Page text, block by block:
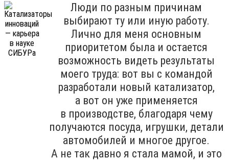
Люди по разным причинам
выбирают ту или иную работу.
Лично для меня основным
приоритетом была и остается
возможность видеть результаты
моего труда: вот вы с командой
разработали новый катализатор,
а вот он уже применяется
в производстве, благодаря чему
получаются посуда, игрушки, детали
автомобилей и многое другое.
А не так давно я стала мамой, и это